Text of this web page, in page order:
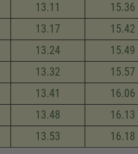
13.11 15.36
13.17 15.42
13.24 15.49
13.32 15.57
13.41 16.06
13.48 16.13
13.53 16.18